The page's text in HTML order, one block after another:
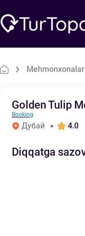
Mehmonxonalar
Golden Tulip
Booking
Дубай 4.0
Diqqatga